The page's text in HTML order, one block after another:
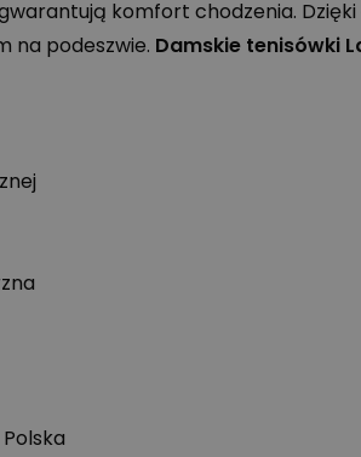
komfort chodzenia.
na podeszwie. Damskie tenisówki